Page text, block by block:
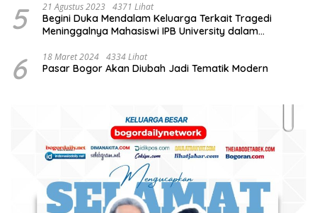
5 21 Agustus 2023 4371 Lihat
Begini Duka Mendalam Keluarga Terkait Tragedi
Meninggalnya Mahasiswi IPB University dalam
6 18 Maret 2024 4334 Lihat
Pasar Bogor Akan Diubah Jadi Tematik Modern